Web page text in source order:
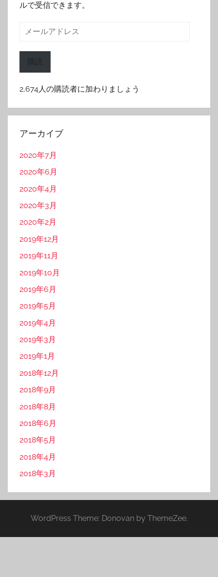
ルで受信できます。
ス
購読
2,674人の購読者に加わりましょう
アーカイブ
2020年7月
2020年6月
2020年4月
2020年3月
2020年2月
2019年12月
2019年11月
2019年10月
2019年6月
2019年5月
2019年4月
2019年3月
2019年1月
2018年12月
2018年9月
2018年8月
2018年6月
2018年5月
2018年4月
2018年3月
WordPress Theme: Donovan by ThemeZee.